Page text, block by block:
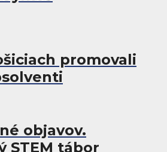
promovali
objavov.
STEM tábor